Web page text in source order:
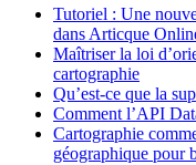
Tutoriel : Une
dans Articque
Maîtriser la loi
cartographie
Qu’est-ce que la
Comment l’API
Cartographie
géographique pour